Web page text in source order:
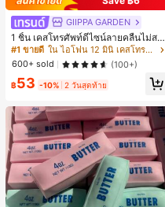
GIIPPA GARDEN
1 ชิ้น เคสโทรศัพท์ดีไซน์ลายคลื่นไม่สม
มาตรสำหรับ Phone 17 Pro Max, เหม
าะสำหรับ Phone 16 Pro Max, 15 Pro
Max, 14 Pro Max, เคสโทรศัพท์สไตล์เ
กาหลีและน่าสนใจ, เข้ากันได้กับ 11/12/
13/14/15/16 Pro Max Plus, ดีไซน์หรู
ขวัญในอุดมคติสำหรับคริสต์มาส, วันว
าเลนไทน์, อีสเตอร์, ฤดูแต่งงานและวันเ
กิดสำหรับแฟนสาว
#1 ขายดี
ใน ไอโฟน 12 มินิ เคสโทรศัพท์แฟชั่น
600+ sold
(100+)
฿53 -10% 2 วันสุดท้าย